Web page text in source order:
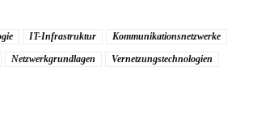
IT-Infrastruktur
Kommunikationsnetzwerke
Netzwerkgrundlagen Vernetzungstechnologien